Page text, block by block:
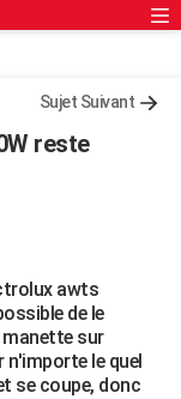
Sujet Suivant
reste
awts
de le
manette sur
n'importe le quel
se coupe, donc